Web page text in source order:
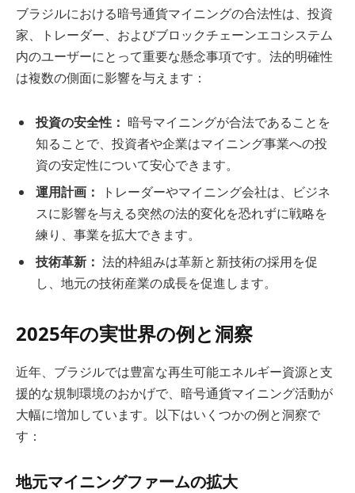
ブラジルにおける暗号通貨マイニングの合法性は、投資
家、トレーダー、およびブロックチェーンエコシステム
内のユーザーにとって重要な懸念事項です。法的明確性
は複数の側面に影響を与えます：
投資の安全性： 暗号マイニングが合法であることを
知ることで、投資者や企業はマイニング事業への投
資の安定性について安心できます。
運用計画：
トレーダーやマイニング会社は、ビジネ
スに影響を与える突然の法的変化を恐れずに戦略を
練り、事業を拡大できます。
技術革新： 法的枠組みは革新と新技術の採用を促
し、地元の技術産業の成長を促進します。
2025年の実世界の例と洞察
近年、ブラジルでは豊富な再生可能エネルギー資源と支
援的な規制環境のおかげで、暗号通貨マイニング活動が
大幅に増加しています。以下はいくつかの例と洞察で
す：
地元マイニングファームの拡大